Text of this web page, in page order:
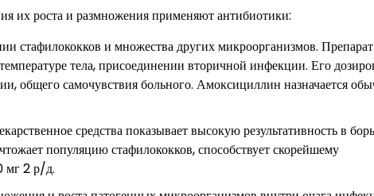
их роста и размножения применяют антибиотики:
стафилококков и множества других микроорганизмов. Препарат
тела, присоединении вторичной инфекции. Его
общего самочувствия больного. Амоксициллин назначается
средства показывает высокую результативность в
популяцию стафилококков, способствует скорейшему
мг 2 р/д.